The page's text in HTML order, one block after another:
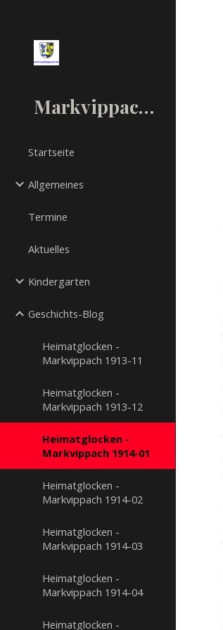
Markvippach.net
Startseite
Allgemeines
Termine
Aktuelles
Kindergarten
Geschichts-Blog
Heimatglocken -
Markvippach 1913-11
Heimatglocken -
Markvippach 1913-12
Heimatglocken -
Markvippach 1914-01
Heimatglocken -
Markvippach 1914-02
Heimatglocken -
Markvippach 1914-03
Heimatglocken -
Markvippach 1914-04
Heimatglocken -